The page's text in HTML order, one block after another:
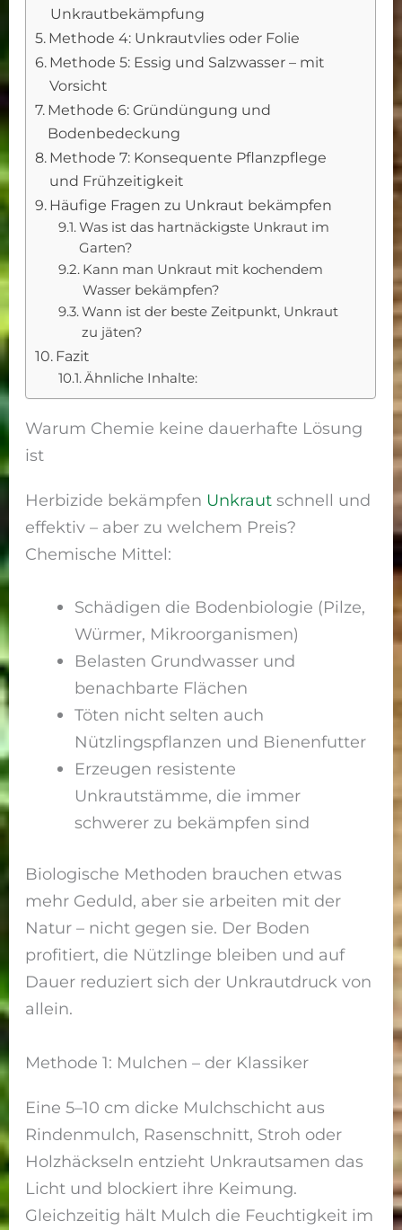
Unkrautbekämpfung
Methode 4: Unkrautvlies oder Folie
Methode 5: Essig und Salzwasser – mit
Vorsicht
Methode 6: Gründüngung und
Bodenbedeckung
Methode 7: Konsequente Pflanzpflege
und Frühzeitigkeit
Häufige Fragen zu Unkraut bekämpfen
Was ist das hartnäckigste Unkraut im
Garten?
Kann man Unkraut mit kochendem
Wasser bekämpfen?
Wann ist der beste Zeitpunkt, Unkraut
zu jäten?
Fazit
Ähnliche Inhalte:
Warum Chemie keine dauerhafte Lösung
ist
Herbizide bekämpfen Unkraut schnell und
effektiv – aber zu welchem Preis?
Chemische Mittel:
Schädigen die Bodenbiologie (Pilze,
Würmer, Mikroorganismen)
Belasten Grundwasser und
benachbarte Flächen
Töten nicht selten auch
Nützlingspflanzen und Bienenfutter
Erzeugen resistente
Unkrautstämme, die immer
schwerer zu bekämpfen sind
Biologische Methoden brauchen etwas
mehr Geduld, aber sie arbeiten mit der
Natur – nicht gegen sie. Der Boden
profitiert, die Nützlinge bleiben und auf
Dauer reduziert sich der Unkrautdruck von
allein.
Methode 1: Mulchen – der Klassiker
Eine 5–10 cm dicke Mulchschicht aus
Rindenmulch, Rasenschnitt, Stroh oder
Holzhäckseln entzieht Unkrautsamen das
Licht und blockiert ihre Keimung.
Gleichzeitig hält Mulch die Feuchtigkeit im